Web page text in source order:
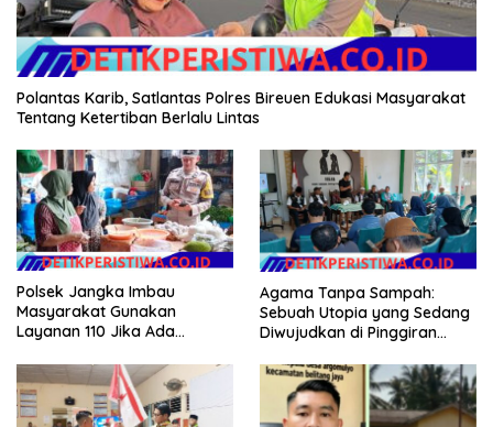
Polantas Karib, Satlantas Polres Bireuen Edukasi Masyarakat
Tentang Ketertiban Berlalu Lintas
Polsek Jangka Imbau
Masyarakat Gunakan
Layanan 110 Jika Ada
Agama Tanpa Sampah:
Sebuah Utopia yang Sedang
Diwujudkan di Pinggiran